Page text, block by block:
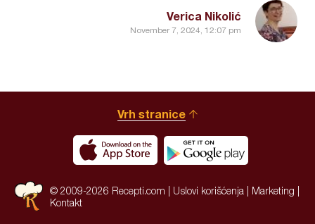
Verica Nikolić
November 7, 2024, 12:07 pm
Vrh stranice
© 2009-2026 Recepti.com | Uslovi korišćenja Marketing
Kontakt